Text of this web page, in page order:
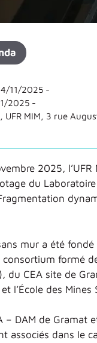
11/2025 -
2025 -
UFR MIM, 3 rue
2025, l’UFR
du
mur a été
consortium formé
du CEA site de
et l’École des
– DAM de Gramat
associés dans le